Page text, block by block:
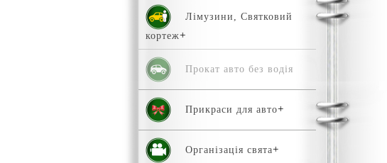
Лімузини, Святковий
кортеж
Прокат авто без водія
Прикраси для авто
Організація свята